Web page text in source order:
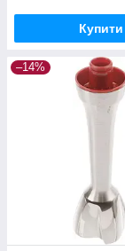
Купити
–14%